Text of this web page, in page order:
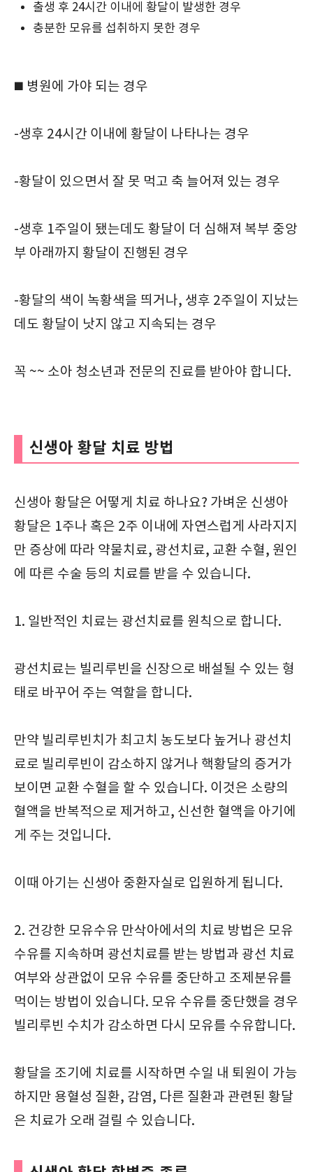
출생 후 24시간 이내에 황달이 발생한 경우
충분한 모유를 섭취하지 못한 경우
◼️ 병원에 가야 되는 경우
-생후 24시간 이내에 황달이 나타나는 경우
-황달이 있으면서 잘 못 먹고 축 늘어져 있는 경우
-생후 1주일이 됐는데도 황달이 더 심해져 복부 중앙
부 아래까지 황달이 진행된 경우
-황달의 색이 녹황색을 띄거나, 생후 2주일이 지났는
데도 황달이 낫지 않고 지속되는 경우
꼭 ~~ 소아 청소년과 전문의 진료를 받아야 합니다.
신생아 황달 치료 방법
신생아 황달은 어떻게 치료 하나요? 가벼운 신생아
황달은 1주나 혹은 2주 이내에 자연스럽게 사라지지
만 증상에 따라 약물치료, 광선치료, 교환 수혈, 원인
에 따른 수술 등의 치료를 받을 수 있습니다.
1. 일반적인 치료는 광선치료를 원칙으로 합니다.
광선치료는 빌리루빈을 신장으로 배설될 수 있는 형
태로 바꾸어 주는 역할을 합니다.
만약 빌리루빈치가 최고치 농도보다 높거나 광선치
료로 빌리루빈이 감소하지 않거나 핵황달의 증거가
보이면 교환 수혈을 할 수 있습니다. 이것은 소량의
혈액을 반복적으로 제거하고, 신선한 혈액을 아기에
게 주는 것입니다.
이때 아기는 신생아 중환자실로 입원하게 됩니다.
2. 건강한 모유수유 만삭아에서의 치료 방법은 모유
수유를 지속하며 광선치료를 받는 방법과 광선 치료
여부와 상관없이 모유 수유를 중단하고 조제분유를
먹이는 방법이 있습니다. 모유 수유를 중단했을 경우
빌리루빈 수치가 감소하면 다시 모유를 수유합니다.
황달을 조기에 치료를 시작하면 수일 내 퇴원이 가능
하지만 용혈성 질환, 감염, 다른 질환과 관련된 황달
은 치료가 오래 걸릴 수 있습니다.